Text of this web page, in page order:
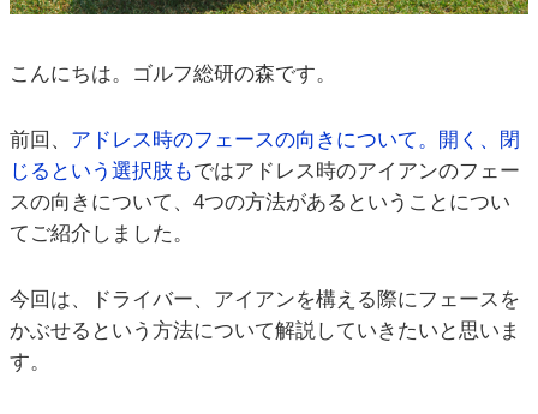
こんにちは。ゴルフ総研の森です。
前回、 アドレス時のフェースの向きについて。開く、閉
じるという選択肢もではアドレス時のアイアンのフェー
スの向きについて、4つの方法があるということについ
てご紹介しました。
今回は、ドライバー、アイアンを構える際にフェースを
かぶせるという方法について解説していきたいと思いま
す。